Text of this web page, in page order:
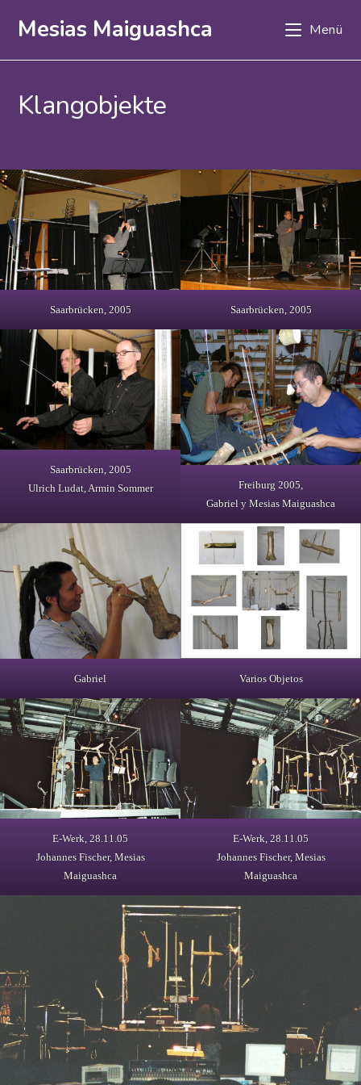
InhaltMesias Maiguashca Menü
Klangobjekte
Saarbrücken, 2005 Saarbrücken, 2005
Saarbrücken, 2005
Ulrich Ludat, Armin Sommer
Freiburg 2005,
Gabriel y Mesias Maiguashca
Gabriel Varios Objetos
E-Werk, 28.11.05
Johannes Fischer, Mesias
Maiguashca
E-Werk, 28.11.05
Johannes Fischer, Mesias
Maiguashca